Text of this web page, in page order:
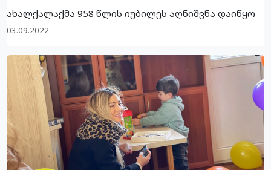
ახალქალაქმა 958 წლის იუბილეს აღნიშვნა დაიწყო
03.09.2022